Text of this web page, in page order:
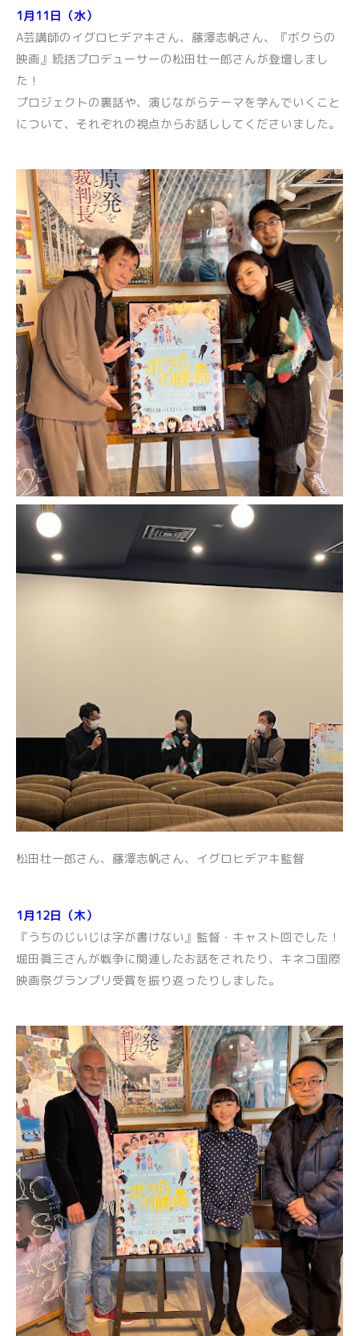
1月11日（水）
A芸講師のイグロヒデアキさん、藤澤志帆さん、『ボクらの
映画』統括プロデューサーの松田壮一郎さんが登壇しまし
た！
プロジェクトの裏話や、演じながらテーマを学んでいくこと
について、それぞれの視点からお話ししてくださいました。
松田壮一郎さん、藤澤志帆さん、イグロヒデアキ監督
1月12日（木）
『うちのじいじは字が書けない』監督・キャスト回でした！
堀田眞三さんが戦争に関連したお話をされたり、キネコ国際
映画祭グランプリ受賞を振り返ったりしました。